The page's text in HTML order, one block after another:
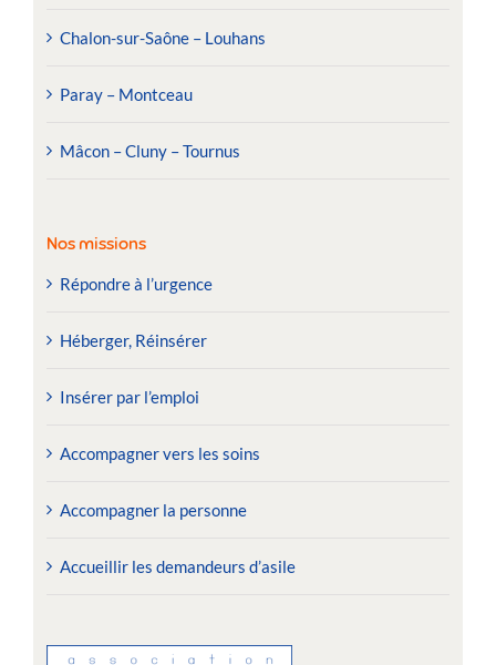
Chalon-sur-Saône – Louhans
Paray – Montceau
Mâcon – Cluny – Tournus
Nos missions
Répondre à l’urgence
Héberger, Réinsérer
Insérer par l’emploi
Accompagner vers les soins
Accompagner la personne
Accueillir les demandeurs d’asile